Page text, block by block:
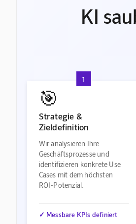
KI
1
🎯
Strategie &
Zieldefinition
Wir analysieren Ihre
Geschäftsprozesse und
identifizieren konkrete Use
Cases mit dem höchsten
ROI-Potenzial.
✓ Messbare KPIs definiert